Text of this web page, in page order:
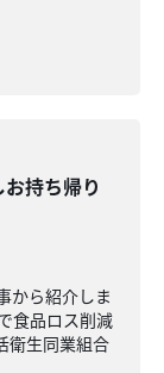
お持ち帰り
から紹介しま
食品ロス削減
衛生同業組合